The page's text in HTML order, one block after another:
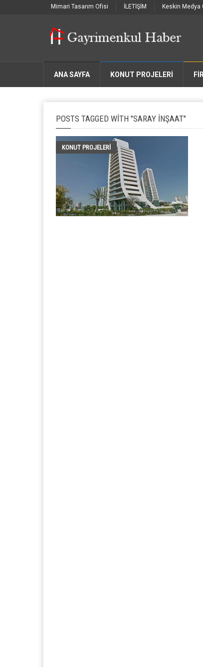
Mimari Tasarım Ofisi İLETİŞİM Keskin Medya
ANA SAYFA KONUT PROJELERİ
POSTS TAGGED WITH "SARAY INŞAAT"
KONUT PROJELERI